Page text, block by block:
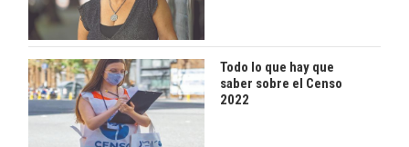
Todo lo que hay que
saber sobre el Censo
2022